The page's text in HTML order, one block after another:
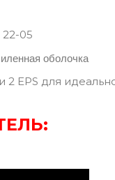
05
оболочка
2 EPS для